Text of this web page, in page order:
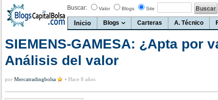
Buscar: Valor Blogs Site
Inicio Blogs Carteras A. Técnico
SIEMENS-GAMESA: ¿Apta por
Análisis del valor
por Mercatradingbolsa • Hace 8 años